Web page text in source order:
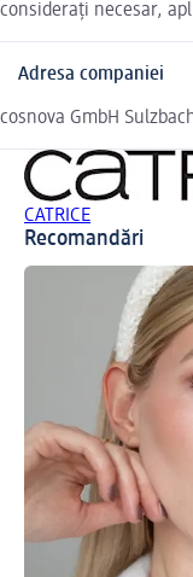
considerați necesar,
Adresa companiei
cosnova GmbH
CATRICE
Recomandări